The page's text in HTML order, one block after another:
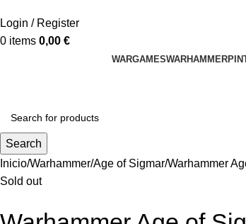
Login / Register
0 items 0,00 €
WARGAMESWARHAMMER
Search
Inicio Warhammer Age of Sigmar Warhammer
Sold out